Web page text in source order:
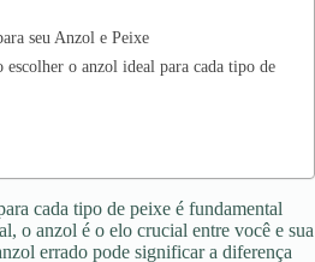
seu Anzol e Peixe
o anzol ideal para cada tipo de
cada tipo de peixe é fundamental
o anzol é o elo crucial entre você e sua
errado pode significar a diferença